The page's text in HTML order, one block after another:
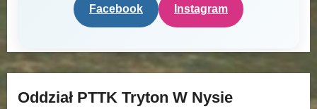
Facebook Instagram
Oddział PTTK Tryton W Nysie